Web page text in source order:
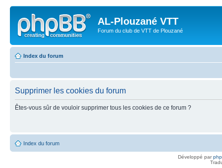
AL-Plouzané VTT
Forum du club de VTT de Plouzané
Index du forum
Supprimer les cookies du forum
Êtes-vous sûr de vouloir supprimer tous les cookies de ce forum ?
Index du forum
Développé par